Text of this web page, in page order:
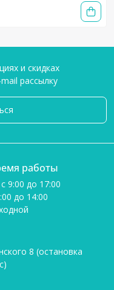
и скидках
рассылку
работы
9:00 до 17:00
до 14:00
8 (остановка